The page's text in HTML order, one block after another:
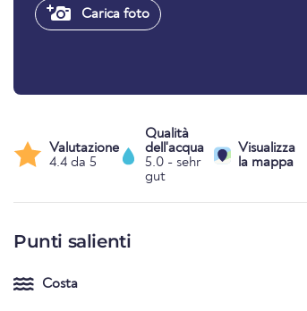
Carica foto
Valutazione
4.4 da 5
Qualità
dell'acqua
5.0 - sehr
gut
Visualizza
la mappa
Punti salienti
Costa